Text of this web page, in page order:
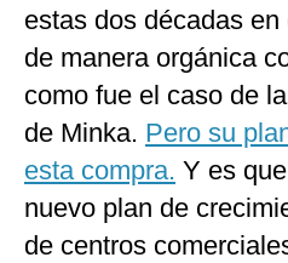
Tecnología
Club del Suscriptor
Mix
Notas Contratadas
Podcast
estas dos décadas
de manera orgánica
como fue el caso de
de Minka. Pero su
esta compra. Y es
nuevo plan de
de centros